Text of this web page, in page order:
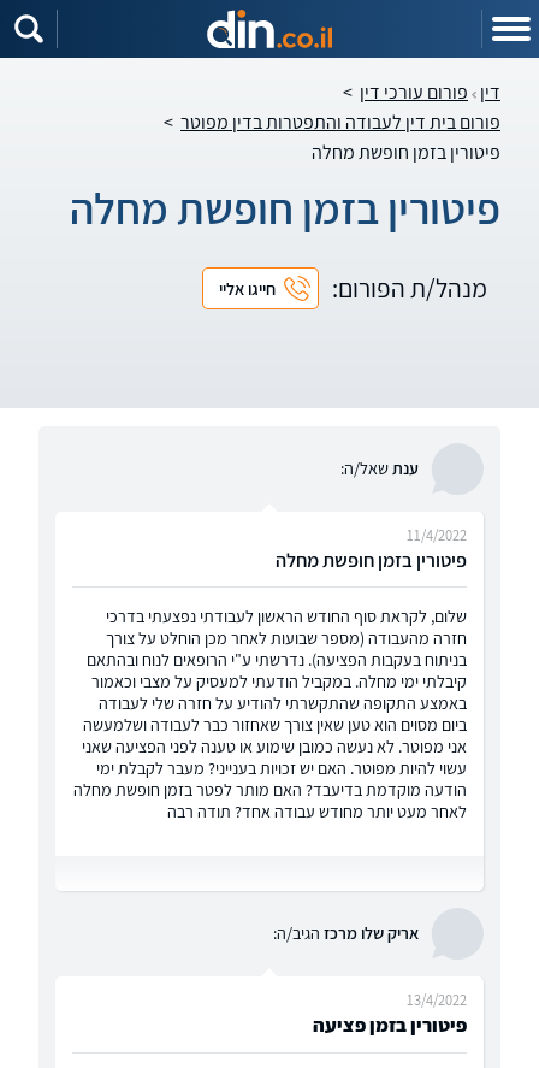
דין פורום עורכי דין >
פורום בית דין לעבודה והתפטרות בדין מפוטר >
פיטורין בזמן חופשת מחלה
פיטורין בזמן חופשת מחלה
מנהל/ת הפורום: חייגו אליי
ענתשאל/ה:
פיטורין בזמן חופשת מחלה
11/4/2022
שלום, לקראת סוף החודש הראשון לעבודתי נפצעתי בדרכי
חזרה מהעבודה (מספר שבועות לאחר מכן הוחלט על צורך
בניתוח בעקבות הפציעה). נדרשתי ע"י הרופאים לנוח ובהתאם
קיבלתי ימי מחלה. במקביל הודעתי למעסיק על מצבי וכאמור
באמצע התקופה שהתקשרתי להודיע על חזרה שלי לעבודה
ביום מסוים הוא טען שאין צורך שאחזור כבר לעבודה ושלמעשה
אני מפוטר. לא נעשה כמובן שימוע או טענה לפני הפציעה שאני
עשוי להיות מפוטר. האם יש זכויות בענייני? מעבר לקבלת ימי
הודעה מוקדמת בדיעבד? האם מותר לפטר בזמן חופשת מחלה
לאחר מעט יותר מחודש עבודה אחד? תודה רבה
אריק שלו מרכז הגיב/ה:
פיטורין בזמן פציעה
13/4/2022